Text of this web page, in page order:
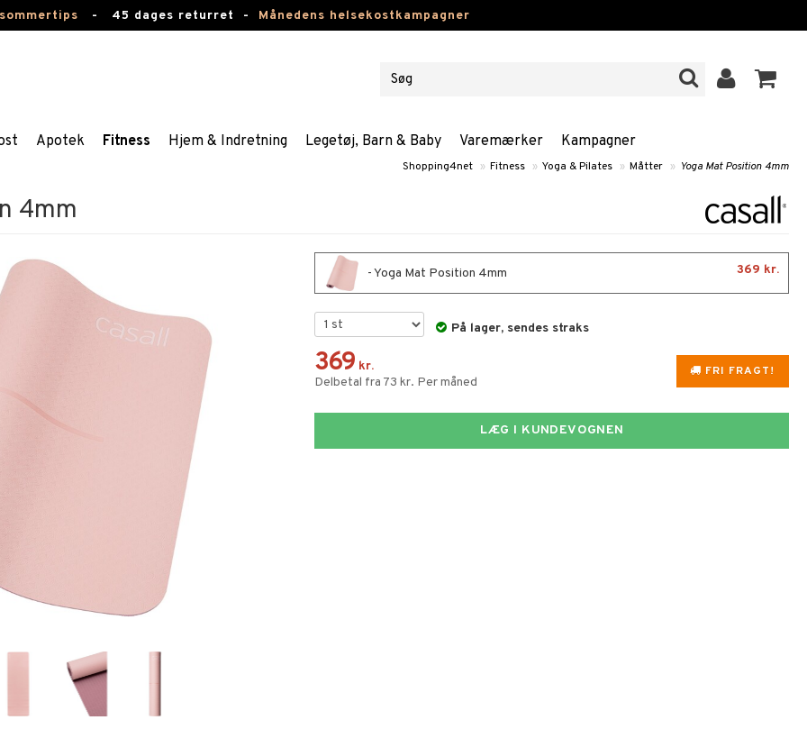
- 45 dages returret - Månedens helsekostkampagner
Apotek Fitness Hjem & Indretning Legetøj, Barn & Baby Varemærker Kampagner
Shopping4net » Fitness » Yoga & Pilates » Måtter » Yoga Mat Position 4mm
4mm
- Yoga Mat Position 4mm 369 kr.
På lager, sendes straks
FRI FRAGT!
369 kr.
Delbetal fra 73 kr. Per måned
LÆG I KUNDEVOGNEN